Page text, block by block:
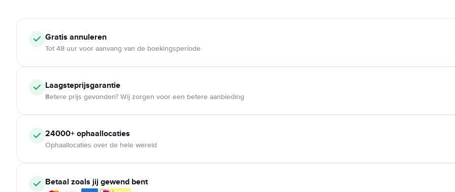
Gratis annuleren
Tot 48 uur voor aanvang van de boekingsperiode
Laagsteprijsgarantie
Betere prijs gevonden? Wij zorgen voor een betere aanbieding
24000+ ophaallocaties
Ophaallocaties over de hele wereld
Betaal zoals jij gewend bent